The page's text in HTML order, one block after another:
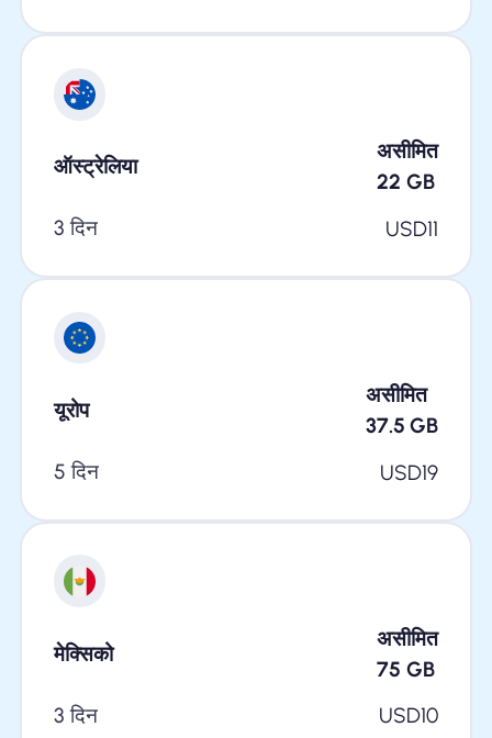
ऑस्ट्रेलिया
असीमित
22 GB
3 दिन
USD11
यूरोप
असीमित
37.5 GB
5 दिन
USD19
मेक्सिको
असीमित
75 GB
3 दिन
USD10